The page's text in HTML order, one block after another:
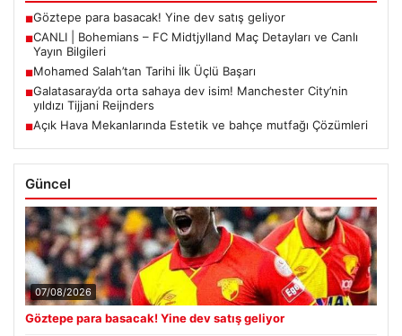
■Göztepe para basacak! Yine dev satış geliyor
■CANLI | Bohemians – FC Midtjylland Maç Detayları ve Canlı
Yayın Bilgileri
■Mohamed Salah’tan Tarihi İlk Üçlü Başarı
■Galatasaray’da orta sahaya dev isim! Manchester City’nin
yıldızı Tijjani Reijnders
■Açık Hava Mekanlarında Estetik ve bahçe mutfağı Çözümleri
Güncel
07/08/2026
Göztepe para basacak! Yine dev satış geliyor